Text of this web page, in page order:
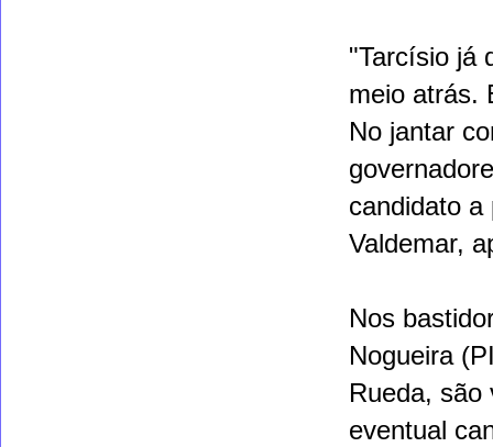
"Tarcísio já
meio atrás.
No jantar
candidato a
Valdemar,
Nos
Nogueira
Rueda, são
eventual